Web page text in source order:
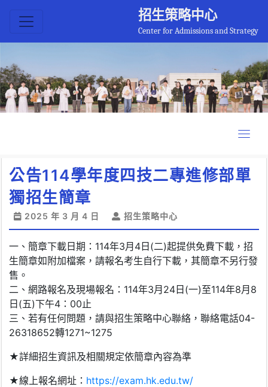
招生策略中心
Center for Admissions and Strategy
公告114學年度四技二專進修部單
獨招生簡章
2025 年 3 月 4 日 招生策略中心
一、簡章下載日期：114年3月4日(二)起提供免費下載，招
生簡章如附加檔案，請報名考生自行下載，其簡章不另行發
售。
二、網路報名及現場報名：114年3月24日(一)至114年8月8
日(五)下午4：00止
三、若有任何問題，請與招生策略中心聯絡，聯絡電話04-
26318652轉1271~1275
★詳細招生資訊及相關規定依簡章內容為準
★線上報名網址： https://exam.hk.edu.tw/